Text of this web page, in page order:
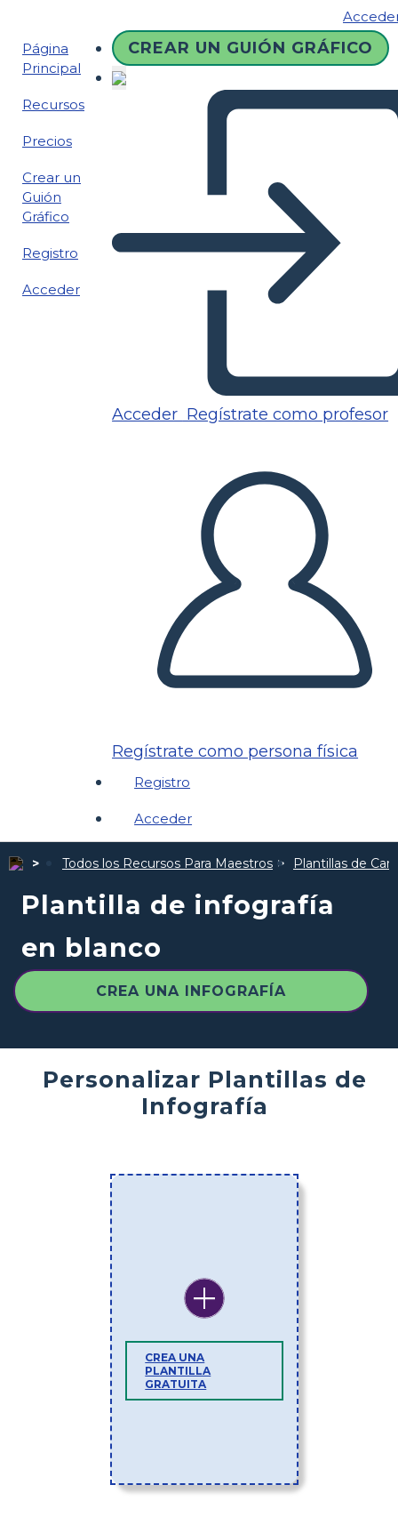
Página
Principal
Recursos
Precios
Crear un
Guión
Gráfico
Registro
Acceder
CREAR UN GUIÓN GRÁFICO
Acceder Regístrate como profesor
Regístrate como persona física
Registro
Acceder
Todos los Recursos Para Maestros Plantillas de
Plantilla de infografía
en blanco
CREA UNA INFOGRAFÍA
Personalizar Plantillas de
Infografía
CREA UNA
PLANTILLA
GRATUITA